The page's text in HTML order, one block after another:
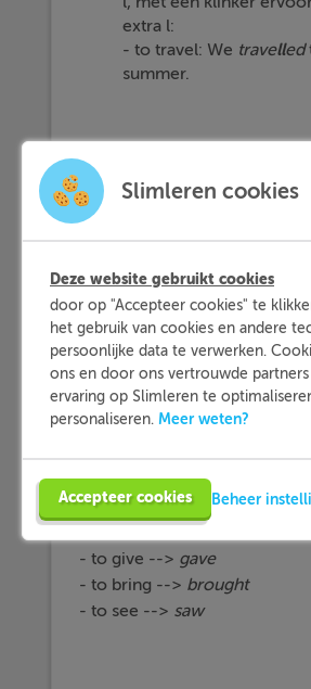
extra l:
- to travel: We travelled
summer.
Hoe ziet de past simple eruit
voorkomende onregelmatige
werkwoorden?
een niet-regelmatige
vervoeging van deze
je simpelweg leren door het
te leren en te oefenen.
voorbeelden van
werkwoorden en de
- to be -->was/were
- to have -->had
- to give --> gave
- to bring --> brought
- to see --> saw
Slimleren cookies
Deze website gebruikt cookies
door op "Accepteer cookies" te
het gebruik van cookies en andere
persoonlijke data te verwerken.
ons en door ons vertrouwde
ervaring op Slimleren te
personaliseren. Meer weten?
Accepteer cookies Beheer